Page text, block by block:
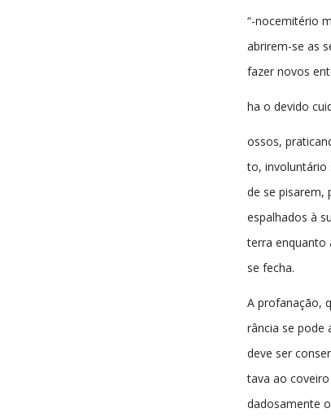
“-nocemitério
abrirem-se as
fazer novos
ha o devido
ossos,
to, involuntário
de se pisarem,
espalhados à
terra enquanto
se fecha.
A profanação,
rância se pode
deve ser
tava ao
dadosamente